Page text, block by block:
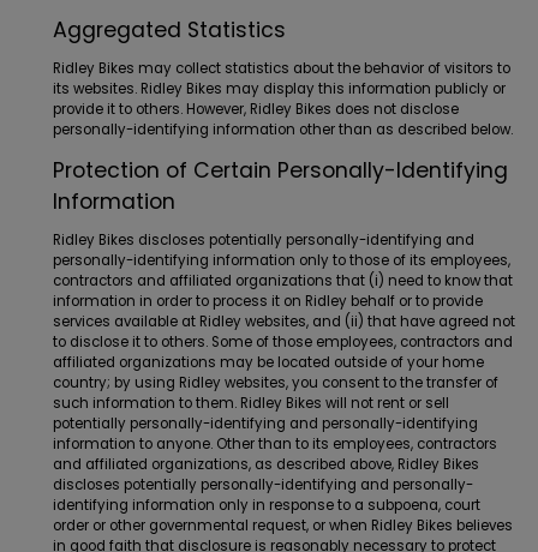
Aggregated Statistics
Ridley Bikes may collect statistics about the behavior of visitors to
its websites. Ridley Bikes may display this information publicly or
provide it to others. However, Ridley Bikes does not disclose
personally-identifying information other than as described below.
Protection of Certain Personally-Identifying
Information
Ridley Bikes discloses potentially personally-identifying and
personally-identifying information only to those of its employees,
contractors and affiliated organizations that (i) need to know that
information in order to process it on Ridley behalf or to provide
services available at Ridley websites, and (ii) that have agreed not
to disclose it to others. Some of those employees, contractors and
affiliated organizations may be located outside of your home
country; by using Ridley websites, you consent to the transfer of
such information to them. Ridley Bikes will not rent or sell
potentially personally-identifying and personally-identifying
information to anyone. Other than to its employees, contractors
and affiliated organizations, as described above, Ridley Bikes
discloses potentially personally-identifying and personally-
identifying information only in response to a subpoena, court
order or other governmental request, or when Ridley Bikes believes
in good faith that disclosure is reasonably necessary to protect